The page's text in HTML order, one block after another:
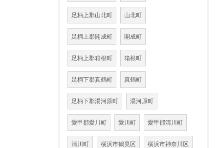
足柄上郡山北町 山北町
足柄上郡開成町 開成町
足柄上郡箱根町 箱根町
足柄下郡真鶴町 真鶴町
足柄下郡湯河原町 湯河原町
愛甲郡愛川町 愛川町 愛甲郡清川町
清川町 横浜市鶴見区 横浜市神奈川区